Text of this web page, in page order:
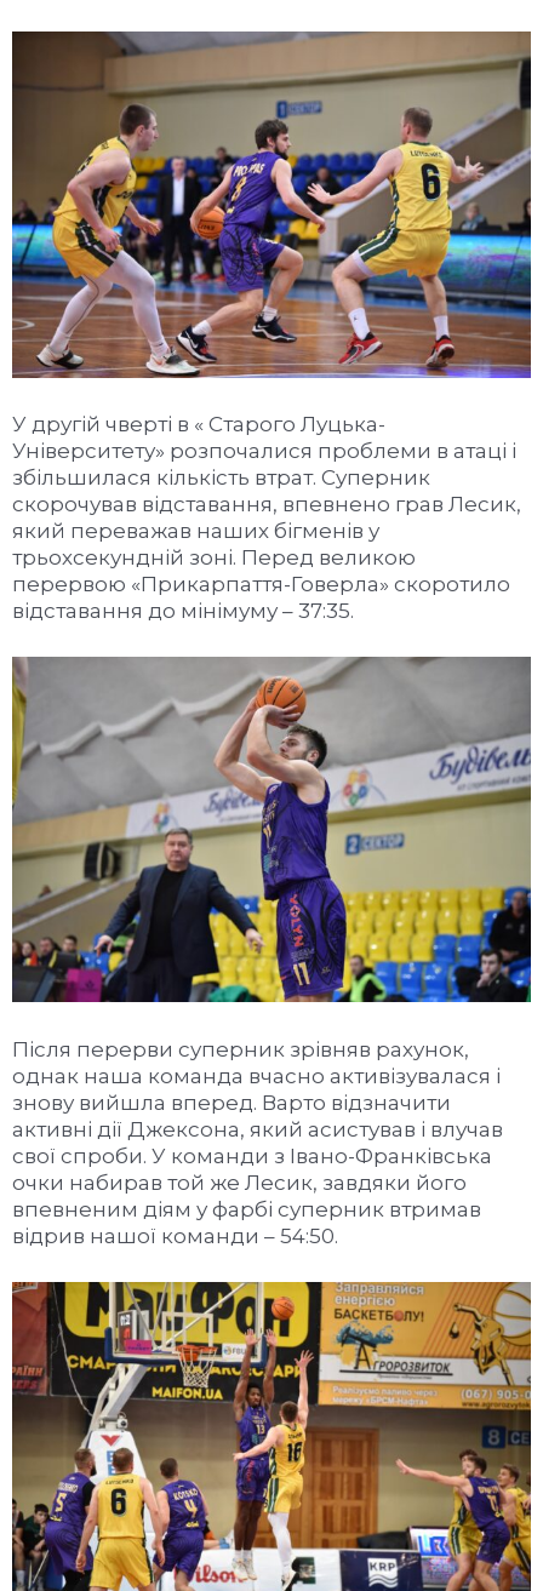
У другій чверті в « Старого Луцька-
Університету» розпочалися проблеми в атаці і
збільшилася кількість втрат. Суперник
скорочував відставання, впевнено грав Лесик,
який переважав наших бігменів у
трьохсекундній зоні. Перед великою
перервою «Прикарпаття-Говерла» скоротило
відcтавання до мінімуму – 37:35.
Після перерви суперник зрівняв рахунок,
однак наша команда вчасно активізувалася і
знову вийшла вперед. Варто відзначити
активні дії Джексона, який асистував і влучав
свої спроби. У команди з Івано-Франківська
очки набирав той же Лесик, завдяки його
впевненим діям у фарбі суперник втримав
відрив нашої команди – 54:50.